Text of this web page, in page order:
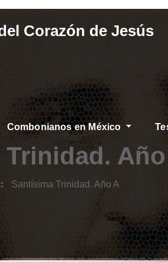
Corazón de Jesús
Combonianos en México
Santísima Trinidad. Año A